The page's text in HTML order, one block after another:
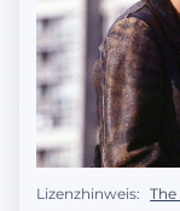
Lizenzhinweis: The